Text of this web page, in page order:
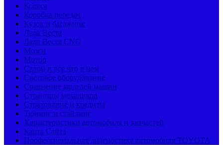
Колеса
Коробка передач
Кузов и багажник
Лада Веста
Лада Веста CNG
Мозги
Мотор
Салон и все что в нем
Световое оборудование
Сравнение моделей машин
Страницы механиков
Страхование и кредиты
Тюнинг и стайлинг
Характеристики автомобиля и запчастей
Карта Сайта
Профессиональная диагностика автомобиля TOYOTA